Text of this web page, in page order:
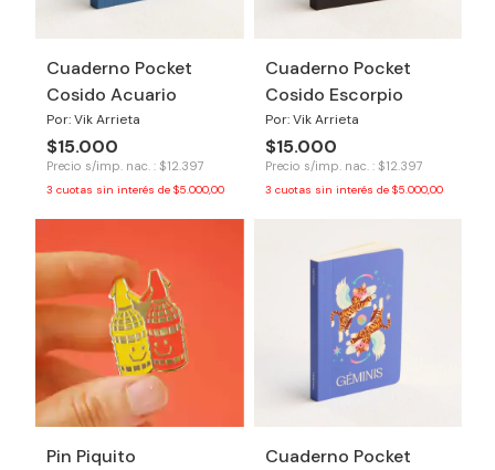
Cuaderno Pocket
Cosido Acuario
Por: Vik Arrieta
$15.000
Precio s/imp. nac. : $12.397
3 cuotas sin interés de $5.000,00
Cuaderno Pocket
Cosido Escorpio
Por: Vik Arrieta
$15.000
Precio s/imp. nac. : $12.397
3 cuotas sin interés de $5.000,00
Pin Piquito
Cuaderno Pocket